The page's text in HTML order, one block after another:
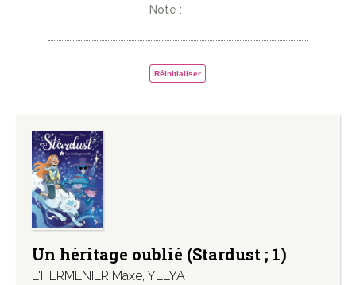
Note :
Réinitialiser
Un héritage oublié (Stardust ; 1)
L'HERMENIER Maxe, YLLYA